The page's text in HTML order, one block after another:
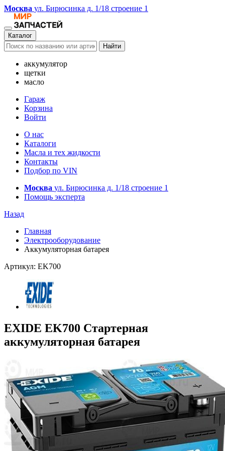
Москва ул. Бирюсинка д. 1/18 строение 1
Каталог
Найти
аккумулятор
щетки
масло
Гараж
Корзина
Войти
О нас
Каталоги
Масла и тех жидкости
Контакты
Подбор по VIN
Москва ул. Бирюсинка д. 1/18 строение 1
Помощь эксперта
Назад
Главная
Электрооборудование
Аккумуляторная батарея
Артикул: EK700
EXIDE EK700 Стартерная
аккумуляторная батарея